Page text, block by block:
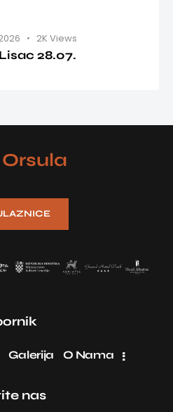
2K Views
28.07.
Orsula
Galerija O Nama
nas